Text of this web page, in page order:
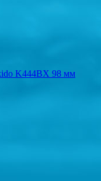
K444BX 98 мм